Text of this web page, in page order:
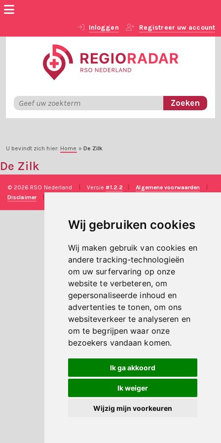
Wij gebruiken cookies
Wij maken gebruik van cookies en
andere tracking-technologieën
om uw surfervaring op onze
website te verbeteren, om
gepersonaliseerde inhoud en
advertenties te tonen, om ons
websiteverkeer te analyseren en
om te begrijpen waar onze
bezoekers vandaan komen.
Ik ga akkoord
Ik weiger
Wijzig mijn voorkeuren
Inloggen Registreer uw account
U bevindt zich hier: Home » De Zilk
De Zilk
© 2026 RSO Nederland Versie#1.2.2 Algemene voorwaarden
Disclaimer